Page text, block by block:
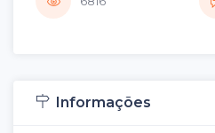
Informações